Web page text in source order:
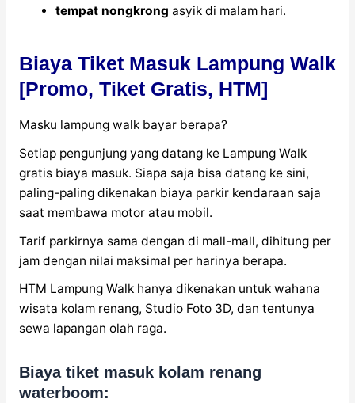
tempat nongkrong asyik di malam hari.
Biaya Tiket Masuk Lampung Walk
[Promo, Tiket Gratis, HTM]
Masku lampung walk bayar berapa?
Setiap pengunjung yang datang ke Lampung Walk
gratis biaya masuk. Siapa saja bisa datang ke sini,
paling-paling dikenakan biaya parkir kendaraan saja
saat membawa motor atau mobil.
Tarif parkirnya sama dengan di mall-mall, dihitung per
jam dengan nilai maksimal per harinya berapa.
HTM Lampung Walk hanya dikenakan untuk wahana
wisata kolam renang, Studio Foto 3D, dan tentunya
sewa lapangan olah raga.
Biaya tiket masuk kolam renang
waterboom: